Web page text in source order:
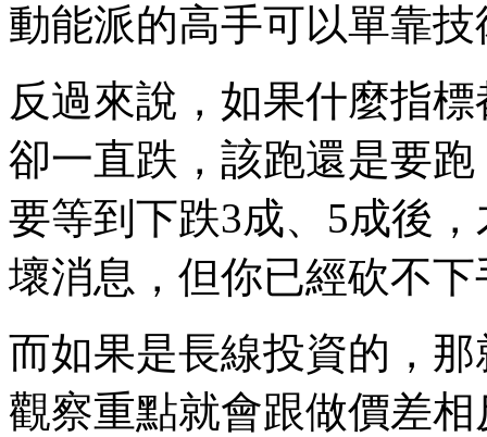
動能派的高手可以單靠
反過來說，如果什麼指
卻一直跌，該跑還是要
要等到下跌3成、5成後
壞消息，但你已經砍不下
而如果是長線投資的，
觀察重點就會跟做價差